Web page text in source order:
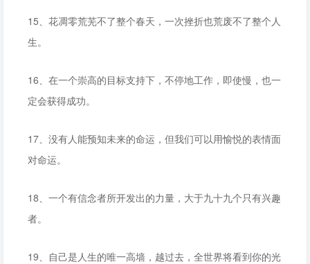
15、花凋零荒芜不了整个春天，一次挫折也荒废不了整个人
生。
16、在一个崇高的目标支持下，不停地工作，即使慢，也一
定会获得成功。
17、没有人能预知未来的命运，但我们可以用愉悦的表情面
对命运。
18、一个有信念者所开发出的力量，大于九十九个只有兴趣
者。
19、自己是人生的唯一高墙，越过去，全世界将看到你的光